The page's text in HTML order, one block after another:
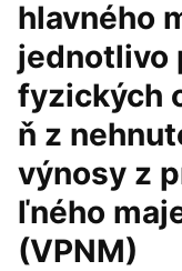
hlavného
jednotlivo
fyzických
ň z
výnosy z
ľného
(VPNM)